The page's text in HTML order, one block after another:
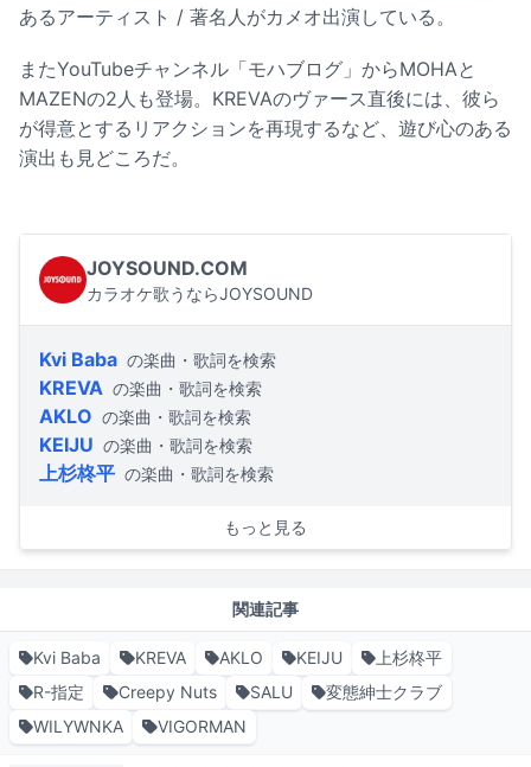
あるアーティスト / 著名人がカメオ出演している。
またYouTubeチャンネル「モハブログ」からMOHAと
MAZENの2人も登場。KREVAのヴァース直後には、彼ら
が得意とするリアクションを再現するなど、遊び心のある
演出も見どころだ。
JOYSOUND.COM
カラオケ歌うならJOYSOUND
Kvi Baba の楽曲・歌詞を検索
KREVA の楽曲・歌詞を検索
AKLO の楽曲・歌詞を検索
KEIJU の楽曲・歌詞を検索
上杉柊平 の楽曲・歌詞を検索
もっと見る
関連記事
Kvi Baba KREVA AKLO KEIJU
上杉柊平
R-指定
Creepy Nuts SALU
変態紳士クラブ
WILYWNKA
VIGORMAN